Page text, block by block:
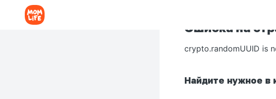
Ошибка на
crypto.randomUUID is
Найдите нужное в